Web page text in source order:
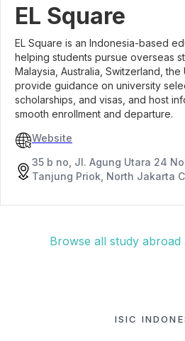
EL Square
EL Square is an Indonesia-based
helping students pursue overseas
Malaysia, Australia, Switzerland, the
provide guidance on university
scholarships, and visas, and host
smooth enrollment and departure.
Website
35 b no, Jl. Agung Utara 24
Tanjung Priok, North Jakarta
Browse all study abroad
ISIC